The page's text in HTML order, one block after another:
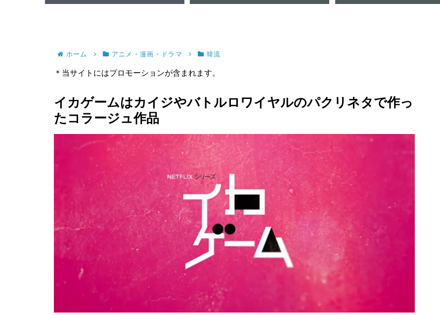
ホーム アニメ・漫画・ドラマ 韓流
＊当サイトにはプロモーションが含まれます。
イカゲームはカイジやバトルロワイヤルのパクリネタで作っ
たコラージュ作品